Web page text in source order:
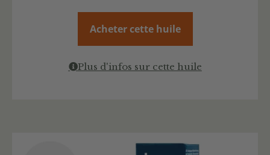
Acheter cette huile
Plus d'infos sur cette huile